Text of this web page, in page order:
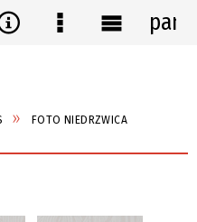
FOTO NIEDRZWICA